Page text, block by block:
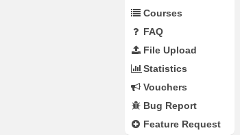
Courses
FAQ
File Upload
Statistics
Vouchers
Bug Report
Feature Request